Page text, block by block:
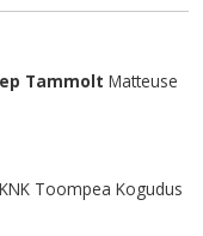
Tammolt Matteuse
Toompea Kogudus